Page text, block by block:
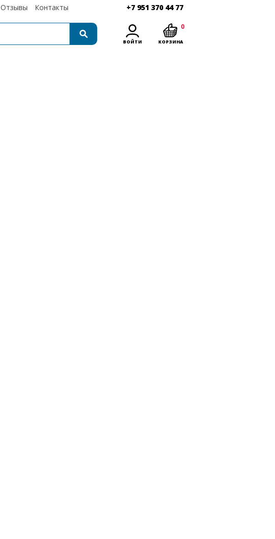
Отзывы Контакты +7 951 370 44 77
ВОЙТИ КОРЗИНА
0